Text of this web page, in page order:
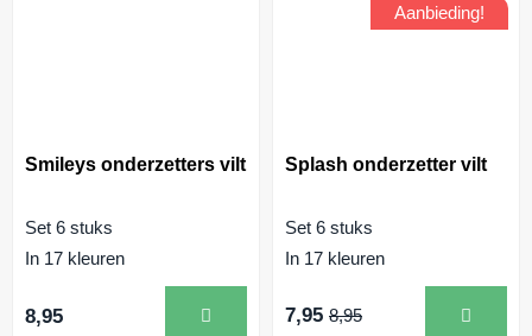
Smileys onderzetters vilt
Set 6 stuks
In 17 kleuren
8,95
Aanbieding!
Splash onderzetter vilt
Set 6 stuks
In 17 kleuren
7,95 8,95